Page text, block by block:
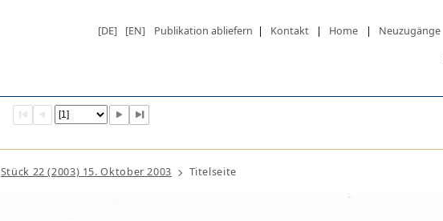
[DE] [EN] Publikation abliefern | Kontakt | Home | Neuzugänge
Stück 22 (2003) 15. Oktober 2003 Titelseite